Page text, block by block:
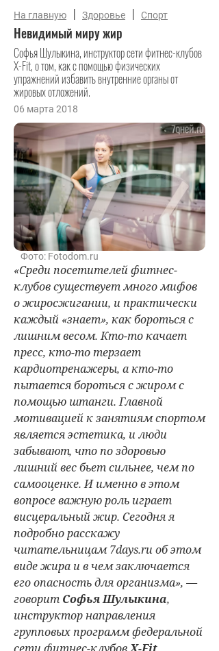
На главную | Здоровье | Спорт
Невидимый миру жир
Софья Шулыкина, инструктор сети фитнес-клубов
X-Fit, о том, как с помощью физических
упражнений избавить внутренние органы от
жировых отложений.
06 марта 2018
Фото: Fotodom.ru
«Среди посетителей фитнес-
клубов существует много мифов
о жиросжигании, и практически
каждый «знает», как бороться с
лишним весом. Кто-то качает
пресс, кто-то терзает
кардиотренажеры, а кто-то
пытается бороться с жиром с
помощью штанги. Главной
мотивацией к занятиям спортом
является эстетика, и люди
забывают, что по здоровью
лишний вес бьет сильнее, чем по
самооценке. И именно в этом
вопросе важную роль играет
висцеральный жир. Сегодня я
подробно расскажу
читательницам 7days.ru об этом
виде жира и в чем заключается
его опасность для организма», —
говорит Софья Шулыкина,
инструктор направления
групповых программ федеральной